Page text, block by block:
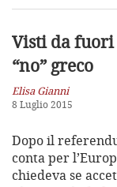
Visti da fuori
“no” greco
Elisa Gianni
8 Luglio 2015
Dopo il
conta per
chiedeva se